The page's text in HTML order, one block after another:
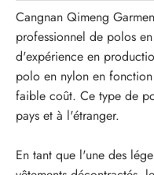
Cangnan Qimeng
professionnel de polos
d'expérience en
polo en nylon en
faible coût. Ce type de
pays et à l'étranger.
En tant que l'une des